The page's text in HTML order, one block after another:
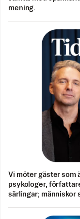
mening.
Vi möter gäster som
psykologer,
särlingar; människor